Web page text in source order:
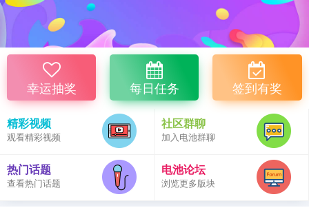
幸运抽奖 每日任务 签到有奖
精彩视频
观看精彩视频
社区群聊
加入电池群聊
热门话题
查看热门话题
电池论坛
浏览更多版块